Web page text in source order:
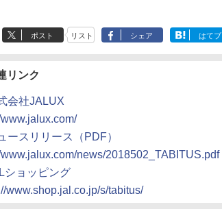
ポスト リスト シェア はてブ
リンク
会社JALUX
www.jalux.com/
ースリリース（PDF）
www.jalux.com/news/2018502_TABITUS.pdf
ショッピング
www.shop.jal.co.jp/s/tabitus/